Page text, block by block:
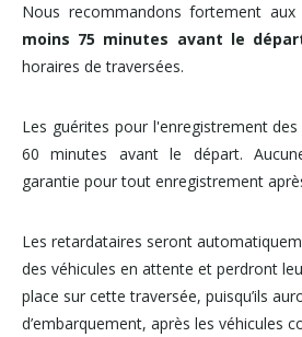
Nous recommandons fortement aux
moins 75 minutes avant le
horaires de traversées.
Les guérites pour l'enregistrement
60 minutes avant le départ.
garantie pour tout enregistrement
Les retardataires seront
des véhicules en attente et perdront
place sur cette traversée, puisqu’ils
d’embarquement, après les véhicules